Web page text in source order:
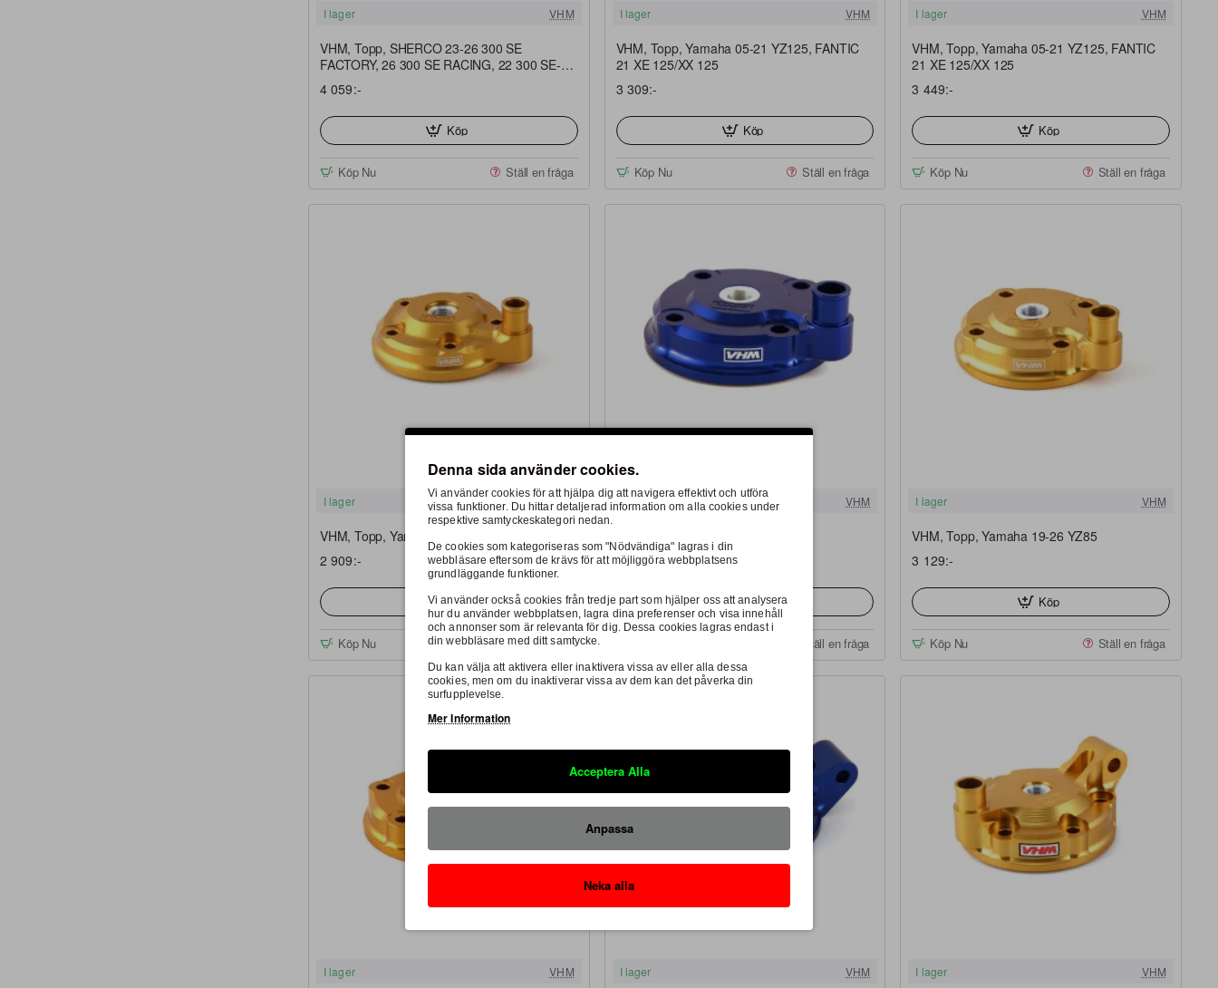
I lager VHM
VHM, Topp, SHERCO 23-26 300 SE
FACTORY, 26 300 SE RACING, 22 300 SE-
4 059:-
Köp
Köp Nu Ställ en fråga
I lager VHM
VHM, Topp, Yamaha 05-21 YZ125, FANTIC
21 XE 125/XX 125
3 309:-
Köp
Köp Nu Ställ en fråga
I lager VHM
VHM, Topp, Yamaha 05-21 YZ125, FANTIC
21 XE 125/XX 125
3 449:-
Köp
Köp Nu Ställ en fråga
FRI FRAKT
I lager VHM
VHM, Topp, Yamaha 19-26 YZ65
2 909:-
Köp
Köp Nu Ställ en fråga
I lager VHM
3 279:-
Köp
Ställ en fråga
I lager VHM
VHM, Topp, Yamaha 19-26 YZ85
3 129:-
Köp
Köp Nu Ställ en fråga
FRI FRAKT
I lager VHM FRI FRAKT
I lager VHM FRI FRAKT
I lager VHM
Denna sida använder cookies.
Vi använder cookies för att hjälpa dig att navigera effektivt och utföra
vissa funktioner. Du hittar detaljerad information om alla cookies under
respektive samtyckeskategori nedan.
De cookies som kategoriseras som "Nödvändiga" lagras i din
webbläsare eftersom de krävs för att möjliggöra webbplatsens
grundläggande funktioner.
Vi använder också cookies från tredje part som hjälper oss att analysera
hur du använder webbplatsen, lagra dina preferenser och visa innehåll
och annonser som är relevanta för dig. Dessa cookies lagras endast i
din webbläsare med ditt samtycke.
Du kan välja att aktivera eller inaktivera vissa av eller alla dessa
cookies, men om du inaktiverar vissa av dem kan det påverka din
surfupplevelse.
Mer Information
Acceptera Alla
Anpassa
Neka alla